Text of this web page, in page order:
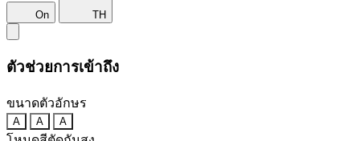
On TH
ตัวช่วยการเข้าถึง
ขนาดตัวอักษร
A A A